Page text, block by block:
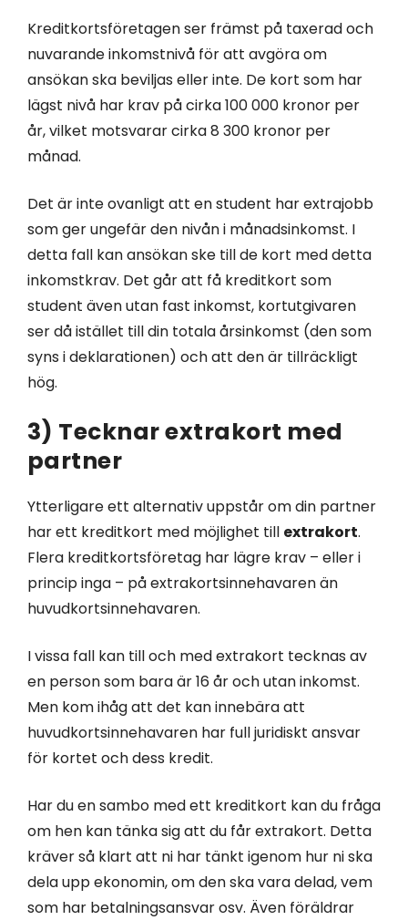
Kreditkortsföretagen ser främst på taxerad och
nuvarande inkomstnivå för att avgöra om
ansökan ska beviljas eller inte. De kort som har
lägst nivå har krav på cirka 100 000 kronor per
år, vilket motsvarar cirka 8 300 kronor per
månad.
Det är inte ovanligt att en student har extrajobb
som ger ungefär den nivån i månadsinkomst. I
detta fall kan ansökan ske till de kort med detta
inkomstkrav. Det går att få kreditkort som
student även utan fast inkomst, kortutgivaren
ser då istället till din totala årsinkomst (den som
syns i deklarationen) och att den är tillräckligt
hög.
3) Tecknar extrakort med
partner
Ytterligare ett alternativ uppstår om din partner
har ett kreditkort med möjlighet till extrakort.
Flera kreditkortsföretag har lägre krav – eller i
princip inga – på extrakortsinnehavaren än
huvudkortsinnehavaren.
I vissa fall kan till och med extrakort tecknas av
en person som bara är 16 år och utan inkomst.
Men kom ihåg att det kan innebära att
huvudkortsinnehavaren har full juridiskt ansvar
för kortet och dess kredit.
Har du en sambo med ett kreditkort kan du fråga
om hen kan tänka sig att du får extrakort. Detta
kräver så klart att ni har tänkt igenom hur ni ska
dela upp ekonomin, om den ska vara delad, vem
som har betalningsansvar osv. Även föräldrar